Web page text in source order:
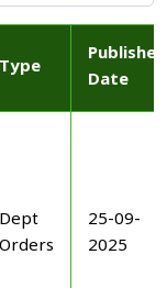
Type
Published
Date
Dept
Orders
25-09-
2025